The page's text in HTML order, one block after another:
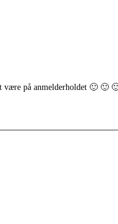
på anmelderholdet 🙂 🙂